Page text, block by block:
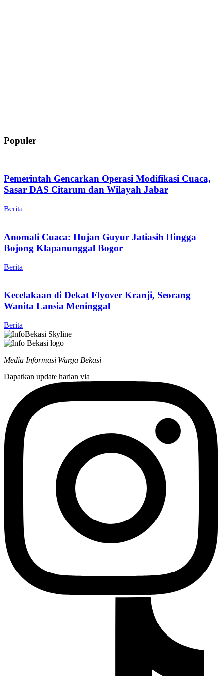
Populer
Pemerintah Gencarkan Operasi Modifikasi Cuaca,
Sasar DAS Citarum dan Wilayah Jabar
Berita
Anomali Cuaca: Hujan Guyur Jatiasih Hingga
Bojong Klapanunggal Bogor
Berita
Kecelakaan di Dekat Flyover Kranji, Seorang
Wanita Lansia Meninggal
Berita
Media Informasi Warga Bekasi
Dapatkan update harian via